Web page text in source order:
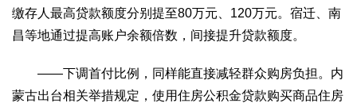
中国与世界 国际视点 他山之石
能源资源 环境保护 地方生态 休闲旅游
缴存人最高贷款额度分别提至80万元、120万元。宿迁、南
昌等地通过提高账户余额倍数，间接提升贷款额度。
——下调首付比例，同样能直接减轻群众购房负担。内
蒙古出台相关举措规定，使用住房公积金贷款购买商品住房